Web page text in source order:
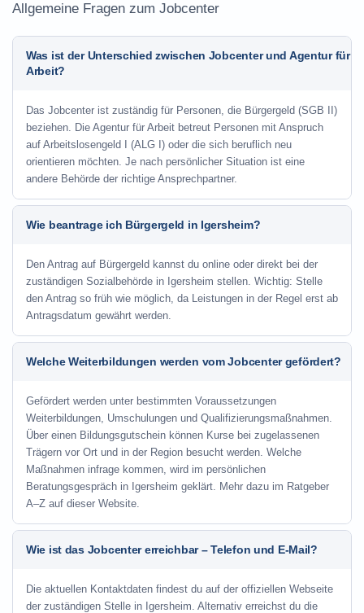
Allgemeine Fragen zum Jobcenter
Was ist der Unterschied zwischen Jobcenter und Agentur für
Arbeit?
Das Jobcenter ist zuständig für Personen, die Bürgergeld (SGB II)
beziehen. Die Agentur für Arbeit betreut Personen mit Anspruch
auf Arbeitslosengeld I (ALG I) oder die sich beruflich neu
orientieren möchten. Je nach persönlicher Situation ist eine
andere Behörde der richtige Ansprechpartner.
Wie beantrage ich Bürgergeld in Igersheim?
Den Antrag auf Bürgergeld kannst du online oder direkt bei der
zuständigen Sozialbehörde in Igersheim stellen. Wichtig: Stelle
den Antrag so früh wie möglich, da Leistungen in der Regel erst ab
Antragsdatum gewährt werden.
Welche Weiterbildungen werden vom Jobcenter gefördert?
Gefördert werden unter bestimmten Voraussetzungen
Weiterbildungen, Umschulungen und Qualifizierungsmaßnahmen.
Über einen Bildungsgutschein können Kurse bei zugelassenen
Trägern vor Ort und in der Region besucht werden. Welche
Maßnahmen infrage kommen, wird im persönlichen
Beratungsgespräch in Igersheim geklärt. Mehr dazu im Ratgeber
A–Z auf dieser Website.
Wie ist das Jobcenter erreichbar – Telefon und E-Mail?
Die aktuellen Kontaktdaten findest du auf der offiziellen Webseite
der zuständigen Stelle in Igersheim. Alternativ erreichst du die